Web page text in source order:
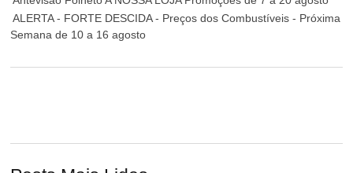
ALERTA - FORTE DESCIDA - Preços dos Combustíveis - Próxima
Semana de 10 a 16 agosto